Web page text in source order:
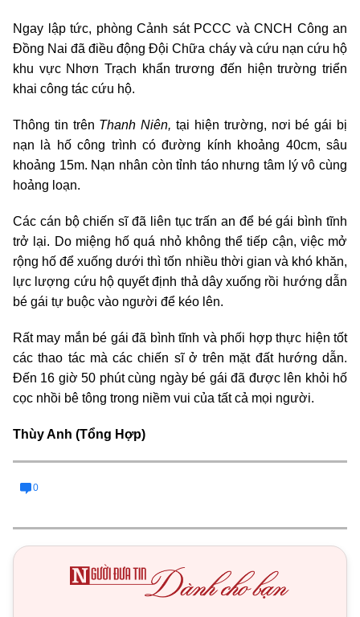
Ngay lập tức, phòng Cảnh sát PCCC và CNCH Công an
Đồng Nai đã điều động Đội Chữa cháy và cứu nạn cứu hộ
khu vực Nhơn Trạch khẩn trương đến hiện trường triển
khai công tác cứu hộ.
Thông tin trên Thanh Niên, tại hiện trường, nơi bé gái bị
nạn là hố công trình có đường kính khoảng 40cm, sâu
khoảng 15m. Nạn nhân còn tỉnh táo nhưng tâm lý vô cùng
hoảng loạn.
Các cán bộ chiến sĩ đã liên tục trấn an để bé gái bình tĩnh
trở lại. Do miệng hố quá nhỏ không thể tiếp cận, việc mở
rộng hố để xuống dưới thì tốn nhiều thời gian và khó khăn,
lực lượng cứu hộ quyết định thả dây xuống rồi hướng dẫn
bé gái tự buộc vào người để kéo lên.
Rất may mắn bé gái đã bình tĩnh và phối hợp thực hiện tốt
các thao tác mà các chiến sĩ ở trên mặt đất hướng dẫn.
Đến 16 giờ 50 phút cùng ngày bé gái đã được lên khỏi hố
cọc nhồi bê tông trong niềm vui của tất cả mọi người.
Thùy Anh (Tổng Hợp)
0